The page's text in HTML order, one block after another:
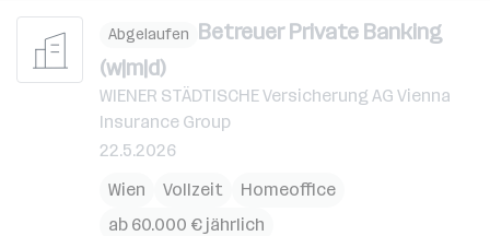
Abgelaufen Betreuer Private Banking
(w|m|d)
WIENER STÄDTISCHE Versicherung AG Vienna
Insurance Group
22.5.2026
Wien
Vollzeit
Homeoffice
ab 60.000 € jährlich